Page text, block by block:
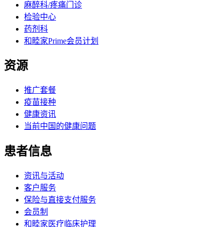
麻醉科/疼痛门诊
检验中心
药剂科
和睦家Prime会员计划
资源
推广套餐
疫苗接种
健康资讯
当前中国的健康问题
患者信息
资讯与活动
客户服务
保险与直接支付服务
会员制
和睦家医疗临床护理